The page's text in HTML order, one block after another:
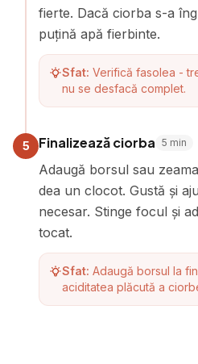
fierte. Dacă ciorba s-a
puțină apă fierbinte.
Sfat: Verifică fasolea -
nu se desfacă complet.
5 Finalizează ciorba 5 min
Adaugă borsul sau
dea un clocot. Gustă și
necesar. Stinge focul și
tocat.
Sfat: Adaugă borsul la
aciditatea plăcută a